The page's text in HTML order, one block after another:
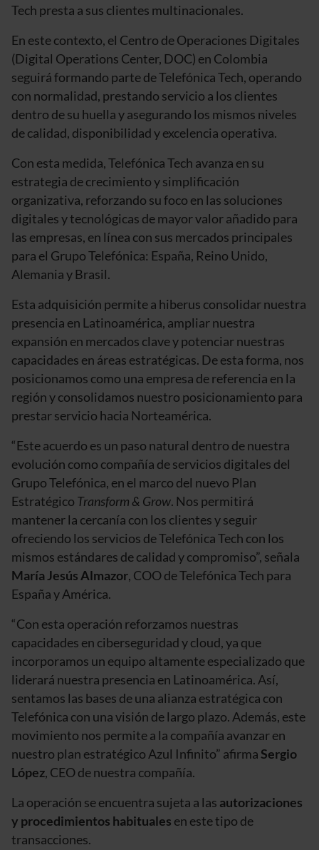
Tech presta a sus clientes multinacionales.
En este contexto, el Centro de Operaciones Digitales
(Digital Operations Center, DOC) en Colombia
seguirá formando parte de Telefónica Tech, operando
con normalidad, prestando servicio a los clientes
dentro de su huella y asegurando los mismos niveles
de calidad, disponibilidad y excelencia operativa.
Con esta medida, Telefónica Tech avanza en su
estrategia de crecimiento y simplificación
organizativa, reforzando su foco en las soluciones
digitales y tecnológicas de mayor valor añadido para
las empresas, en línea con sus mercados principales
para el Grupo Telefónica: España, Reino Unido,
Alemania y Brasil.
Esta adquisición permite a hiberus consolidar nuestra
presencia en Latinoamérica, ampliar nuestra
expansión en mercados clave y potenciar nuestras
capacidades en áreas estratégicas. De esta forma, nos
posicionamos como una empresa de referencia en la
región y consolidamos nuestro posicionamiento para
prestar servicio hacia Norteamérica.
“Este acuerdo es un paso natural dentro de nuestra
evolución como compañía de servicios digitales del
Grupo Telefónica, en el marco del nuevo Plan
Estratégico Transform & Grow. Nos permitirá
mantener la cercanía con los clientes y seguir
ofreciendo los servicios de Telefónica Tech con los
mismos estándares de calidad y compromiso”, señala
María Jesús Almazor, COO de Telefónica Tech para
España y América.
“Con esta operación reforzamos nuestras
capacidades en ciberseguridad y cloud, ya que
incorporamos un equipo altamente especializado que
liderará nuestra presencia en Latinoamérica. Así,
sentamos las bases de una alianza estratégica con
Telefónica con una visión de largo plazo. Además, este
movimiento nos permite a la compañía avanzar en
nuestro plan estratégico Azul Infinito” afirmaSergio
López, CEO de nuestra compañía.
La operación se encuentra sujeta a las autorizaciones
y procedimientos habituales en este tipo de
transacciones.